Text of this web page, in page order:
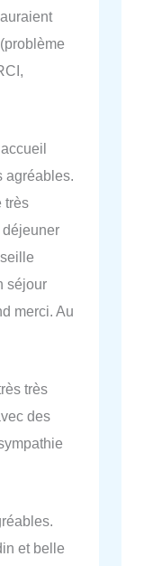
agréables.
très
séjour
merci. Au
très
des
et belle